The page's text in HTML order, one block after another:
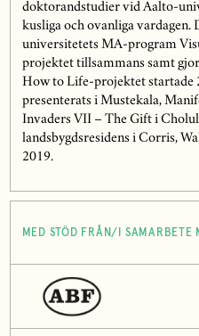
doktorandstudier vid Aalto-
kusliga och ovanliga vardagen.
universitetets MA-program
projektet tillsammans samt
How to Life-projektet startade
presenterats i Mustekala,
Invaders VII – The Gift i
landsbygdsresidens i Corris,
2019.
MED STÖD FRÅN/I SAMARBETE